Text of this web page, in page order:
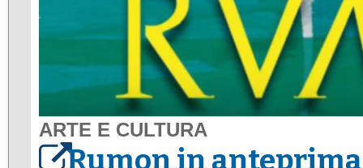
ARTE E CULTURA
Rumon in anteprima